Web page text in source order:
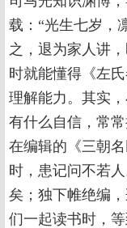
载：“光生七岁，
之，退为家人讲
时就能懂得《左
理解能力。其实
有什么自信，常
在编辑的《三朝
时，患记问不若
矣；独下帷绝编
们一起读书时，